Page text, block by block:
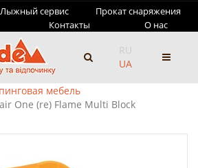
Лыжный сервис
Прокат снаряжения
Контакты О нас
RU
UA
мебель
One (re) Flame Multi Block